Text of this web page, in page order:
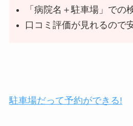
「病院名＋駐車場」での
口コミ評価が見れるので
駐車場だって予約ができる!